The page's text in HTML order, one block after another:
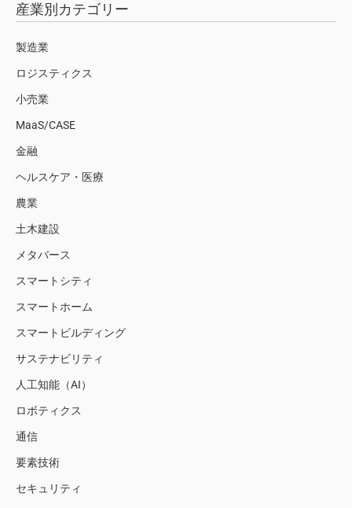
産業別カテゴリー
製造業
ロジスティクス
小売業
MaaS/CASE
金融
ヘルスケア・医療
農業
土木建設
メタバース
スマートシティ
スマートホーム
スマートビルディング
サステナビリティ
人工知能（AI）
ロボティクス
通信
要素技術
セキュリティ